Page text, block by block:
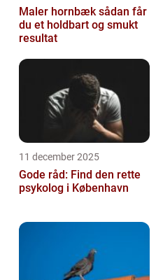
Maler hornbæk sådan får
du et holdbart og smukt
resultat
11 december 2025
Gode råd: Find den rette
psykolog i København